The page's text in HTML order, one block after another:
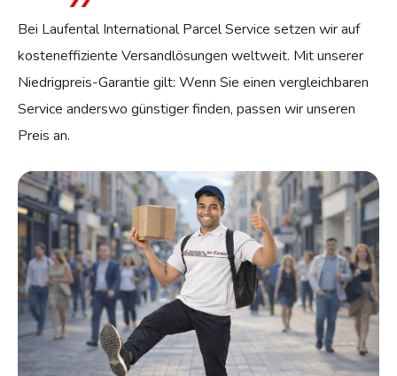
Bei Laufental International Parcel Service setzen wir auf
kosteneffiziente Versandlösungen weltweit. Mit unserer
Niedrigpreis-Garantie gilt: Wenn Sie einen vergleichbaren
Service anderswo günstiger finden, passen wir unseren
Preis an.